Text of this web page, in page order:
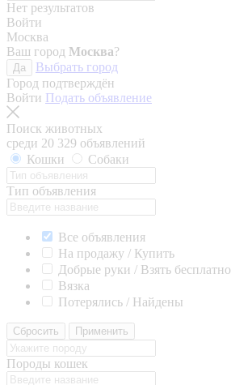
Нет результатов
Войти
Москва
Ваш город Москва?
Да
Выбрать город
Город подтверждён
Войти Подать объявление
Поиск животных
среди 20 329 объявлений
Кошки
Собаки
Тип объявления
Все объявления
На продажу / Купить
Добрые руки / Взять бесплатно
Вязка
Потерялись / Найдены
Сбросить Применить
Породы кошек